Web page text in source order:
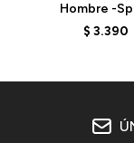
Hombre -
Essentials-
$ 3.390